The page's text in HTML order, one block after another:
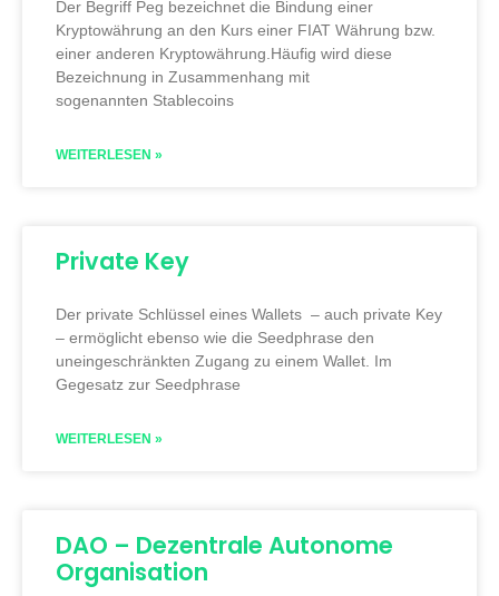
Der Begriff Peg bezeichnet die Bindung einer
Kryptowährung an den Kurs einer FIAT Währung bzw.
einer anderen Kryptowährung.Häufig wird diese
Bezeichnung in Zusammenhang mit
sogenannten Stablecoins
WEITERLESEN »
Private Key
Der private Schlüssel eines Wallets – auch private Key
– ermöglicht ebenso wie die Seedphrase den
uneingeschränkten Zugang zu einem Wallet. Im
Gegesatz zur Seedphrase
WEITERLESEN »
DAO – Dezentrale Autonome
Organisation